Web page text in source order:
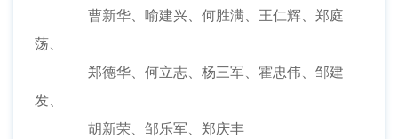
曹新华、喻建兴、何胜满、王仁辉、郑庭
荡、
郑德华、何立志、杨三军、霍忠伟、邹建
发、
胡新荣、邹乐军、郑庆丰